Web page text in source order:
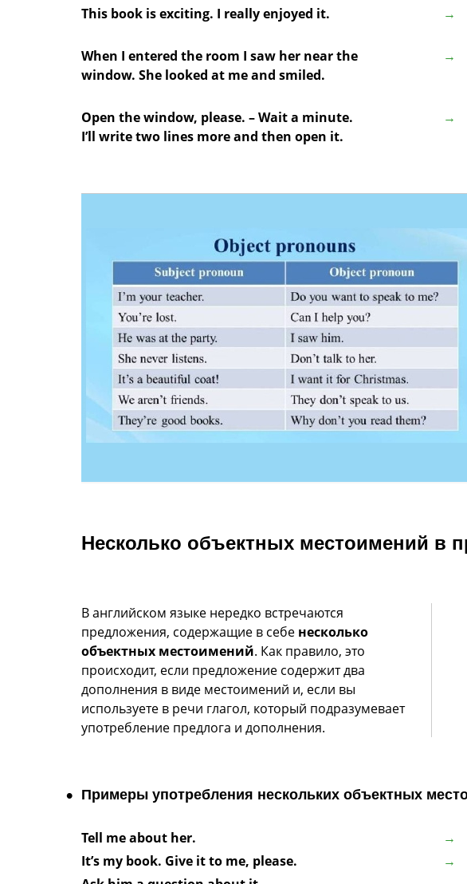
This book is exciting. I really enjoyed it.
When I entered the room I saw her near the
window. She looked at me and smiled.
Open the window, please. – Wait a minute.
I’ll write two lines more and then open it.
Несколько объектных местоимений в
В английском языке нередко встречаются
предложения, содержащие в себе несколько
объектных местоимений. Как правило, это
происходит, если предложение содержит два
дополнения в виде местоимений и, если вы
используете в речи глагол, который подразумевает
употребление предлога и дополнения.
Примеры употребления нескольких объектных
Tell me about her.
It’s my book. Give it to me, please.